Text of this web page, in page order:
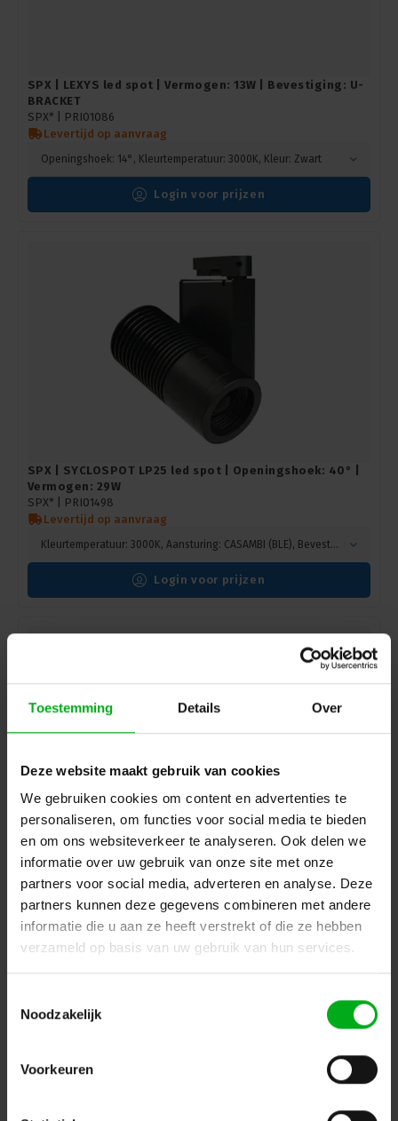
Toestemming Details Over
Deze website maakt gebruik van cookies
We gebruiken cookies om content en advertenties te
personaliseren, om functies voor social media te bieden
en om ons websiteverkeer te analyseren. Ook delen we
informatie over uw gebruik van onze site met onze
partners voor social media, adverteren en analyse. Deze
partners kunnen deze gegevens combineren met andere
informatie die u aan ze heeft verstrekt of die ze hebben
verzameld op basis van uw gebruik van hun services.
Noodzakelijk
Voorkeuren
SPX | LEXYS led spot | Vermogen: 13W | Bevestiging: U-
BRACKET
SPX* |
PRI01086
Levertijd op aanvraag
Openingshoek: 14°, Kleurtemperatuur: 3000K, Kleur: Zwart
Login voor prijzen
SPX | SYCLOSPOT LP25 led spot | Openingshoek: 40° |
Vermogen: 29W
SPX* |
PRI01498
Levertijd op aanvraag
Kleurtemperatuur: 3000K, Aansturing: CASAMBI (BLE), Bevestiging: Hook mounting, Kleur: Zwart
Login voor prijzen
SPX | SYCLOSPOT LP18 led spot | Openingshoek: 40° |
SPX* | PRI01202
Levertijd op aanvraag
Kleurtemperatuur: 3000K, Aansturing: CASAMBI (BLE), Bevestiging: Hook mounting, Kleur: Zwart